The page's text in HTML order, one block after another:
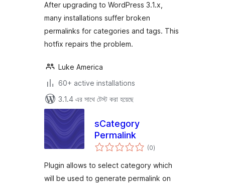
After upgrading to WordPress 3.1.x,
many installations suffer broken
permalinks for categories and tags. This
hotfix repairs the problem.
Luke America
60+ active installations
3.1.4 এর সাথে টেস্ট করা হয়েছে
sCategory
Permalink
(0total
ratings
)
Plugin allows to select category which
will be used to generate permalink on